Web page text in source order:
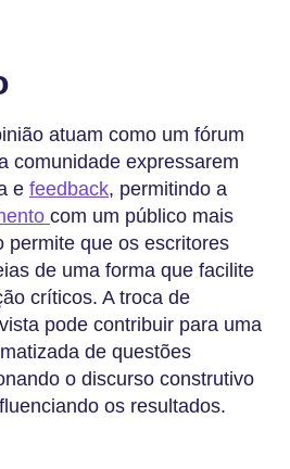
atuam como um fórum
comunidade expressarem
e feedback, permitindo a
com um público mais
permite que os escritores
de uma forma que facilite
críticos. A troca de
pode contribuir para uma
de questões
o discurso construtivo
os resultados.